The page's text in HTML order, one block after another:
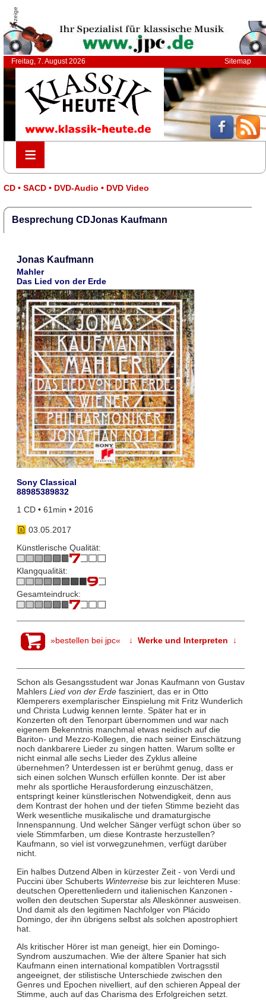
Anzeige
Freitag, 7. August 2026 Sitemap
≡
≡
CD • SACD • DVD-Audio • DVD Video
Besprechung CDJonas Kaufmann
Jonas Kaufmann
Mahler
Das Lied von der Erde
Sony Classical
88985389832
1 CD • 61min • 2016
03.05.2017
Künstlerische Qualität:
Klangqualität:
Gesamteindruck:
»bestellen bei jpc« ↓ Werke und Interpreten ↓
Schon als Gesangsstudent war Jonas Kaufmann von Gustav
Mahlers Lied von der Erdefasziniert, das er in Otto
Klemperers exemplarischer Einspielung mit Fritz Wunderlich
und Christa Ludwig kennen lernte. Später hat er in
Konzerten oft den Tenorpart übernommen und war nach
eigenem Bekenntnis manchmal etwas neidisch auf die
Bariton- und Mezzo-Kollegen, die nach seiner Einschätzung
noch dankbarere Lieder zu singen hatten. Warum sollte er
nicht einmal alle sechs Lieder des Zyklus alleine
übernehmen? Unterdessen ist er berühmt genug, dass er
sich einen solchen Wunsch erfüllen konnte. Der ist aber
mehr als sportliche Herausforderung einzuschätzen,
entspringt keiner künstlerischen Notwendigkeit, denn aus
dem Kontrast der hohen und der tiefen Stimme bezieht das
Werk wesentliche musikalische und dramaturgische
Innenspannung. Und welcher Sänger verfügt schon über so
viele Stimmfarben, um diese Kontraste herzustellen?
Kaufmann, so viel ist vorwegzunehmen, verfügt darüber
nicht.
Ein halbes Dutzend Alben in kürzester Zeit - von Verdi und
Puccini über Schuberts Winterreisebis zur leichteren Muse:
deutschen Operettenliedern und italienischen Kanzonen -
wollen den deutschen Superstar als Alleskönner ausweisen.
Und damit als den legitimen Nachfolger von Plácido
Domingo, der ihn übrigens selbst als solchen apostrophiert
hat.
Als kritischer Hörer ist man geneigt, hier ein Domingo-
Syndrom auszumachen. Wie der ältere Spanier hat sich
Kaufmann einen international kompatiblen Vortragsstil
angeeignet, der stilistische Unterschiede zwischen den
Genres und Epochen nivelliert, auf den schieren Appeal der
Stimme, auch auf das Charisma des Erfolgreichen setzt.